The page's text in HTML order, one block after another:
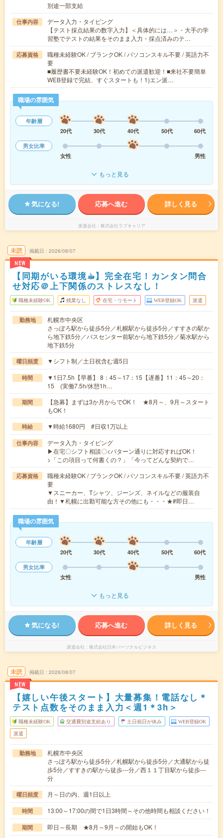
別途一部支給
仕事内容
データ入力・タイピング
【テスト採点結果の数字入力】＜具体的には…＞・大手の学
習塾でテストの結果をそのまま入力・採点済みのテ…
応募資格
職種未経験OK / ブランクOK / パソコンスキル不要 / 英語力不
要
■履歴書不要未経験OK！初めての派遣歓迎！■来社不要簡単
WEB登録で完結、すぐスタートも！1)エン派…
職場の雰囲気
年齢層
20代
30代 40代 50代
60代
男女比率
女性
男性
もっと見る
気になる! 応募へ進む 詳しく見る
派遣会社 株式会社ラブキャリア
未読
NEW
掲載日 2026/08/07
【同期がいる環境☕︎】完全在宅！カンタン問合
せ対応＠上下関係のストレスなし！
職種未経験OK 残業なし 在宅・リモート WEB登録OK 派遣
勤務地
札幌市中央区
さっぽろ駅から徒歩5分／札幌駅から徒歩5分／すすきの駅か
ら地下鉄5分／バスセンター前駅から地下鉄5分／菊水駅から
地下鉄5分
曜日頻度 ▼シフト制／土日祝含む週5日
時間
▼1日7.5h【早番】 8：45～17：15【遅番】11：45～20：
15 (実働7.5h/休憩1h…
期間
【急募】まずは3か月からでOK！ ★8月～、9月～スタート
もOK！
時給 ▼時給1680円 #日収1万以上
仕事内容
データ入力・タイピング
▶在宅〇シフト相談〇<パターン通りに対応すればOK！
>「この項目って何書くの？」「今ってどんな契約で…
応募資格
職種未経験OK / ブランクOK / パソコンスキル不要 / 英語力不
要
▼スニーカー、Tシャツ、ジーンズ、ネイルなどの服装自
由！▼札幌に出勤可能な方その他にも・・・★#即日…
職場の雰囲気
年齢層
20代
30代 40代 50代
60代
男女比率
女性
男性
もっと見る
気になる! 応募へ進む 詳しく見る
派遣会社 株式会社日本パーソナルビジネス
未読
NEW
掲載日 2026/08/07
【嬉しい午後スタート】大量募集！電話なし＊
テスト点数をそのまま入力＜週1＊3h＞
職種未経験OK 交通費別途支給あり 土日祝日が休み WEB登録OK
派遣
勤務地
札幌市中央区
さっぽろ駅から徒歩5分／札幌駅から徒歩5分／大通駅から徒
歩5分／すすきの駅から徒歩---分／西１１丁目駅から徒歩---
分
曜日頻度 月～日の内、週1日以上
時間 13:00～17:00の間で1日3時間～その他時間も相談ください！
期間 即日～長期 ★8月～9月～の開始もOK！